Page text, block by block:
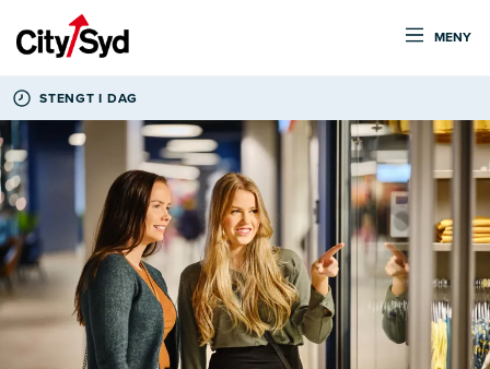
MENY
STENGT I DAG